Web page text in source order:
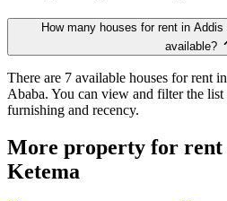
How many houses for rent in
available?
There are 7 available houses for rent
Ababa. You can view and filter the
furnishing and recency.
More property for rent
Ketema